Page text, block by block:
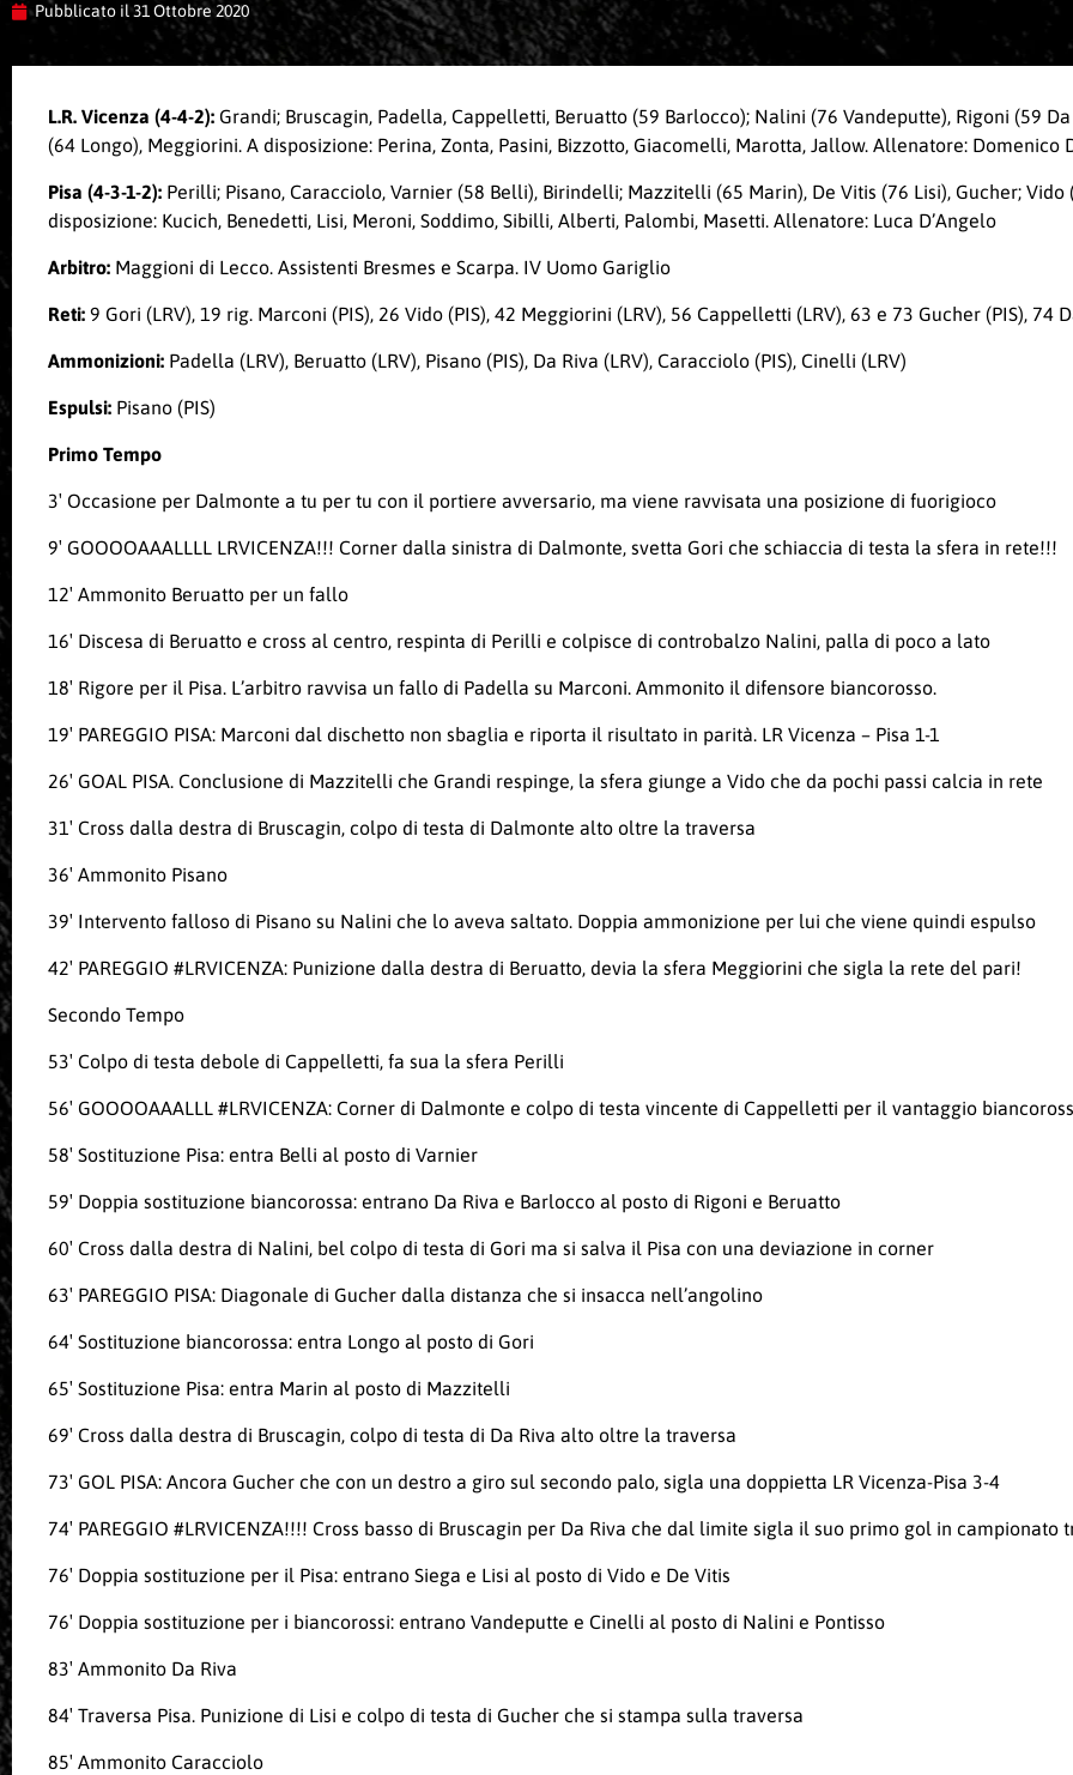
Pubblicato il31 Ottobre 2020
L.R. Vicenza (4-4-2): Grandi; Bruscagin, Padella, Cappelletti, Beruatto (59 Barlocco); Nalini (76 Vandeputte), Rigoni (59
(64 Longo), Meggiorini. A disposizione: Perina, Zonta, Pasini, Bizzotto, Giacomelli, Marotta, Jallow. Allenatore: Domenico
Pisa (4-3-1-2): Perilli; Pisano, Caracciolo, Varnier (58 Belli), Birindelli; Mazzitelli (65 Marin), De Vitis (76 Lisi), Gucher; Vido
disposizione: Kucich, Benedetti, Lisi, Meroni, Soddimo, Sibilli, Alberti, Palombi, Masetti. Allenatore: Luca D’Angelo
Arbitro: Maggioni di Lecco. Assistenti Bresmes e Scarpa. IV Uomo Gariglio
Reti: 9 Gori (LRV), 19 rig. Marconi (PIS), 26 Vido (PIS), 42 Meggiorini (LRV), 56 Cappelletti (LRV), 63 e 73 Gucher (PIS), 74
Ammonizioni: Padella (LRV), Beruatto (LRV), Pisano (PIS), Da Riva (LRV), Caracciolo (PIS), Cinelli (LRV)
Espulsi: Pisano (PIS)
Primo Tempo
3′ Occasione per Dalmonte a tu per tu con il portiere avversario, ma viene ravvisata una posizione di fuorigioco
9′ GOOOOAAALLLL LRVICENZA!!! Corner dalla sinistra di Dalmonte, svetta Gori che schiaccia di testa la sfera in rete!!!
12′ Ammonito Beruatto per un fallo
16′ Discesa di Beruatto e cross al centro, respinta di Perilli e colpisce di controbalzo Nalini, palla di poco a lato
18′ Rigore per il Pisa. L’arbitro ravvisa un fallo di Padella su Marconi. Ammonito il difensore biancorosso.
19′ PAREGGIO PISA: Marconi dal dischetto non sbaglia e riporta il risultato in parità. LR Vicenza – Pisa 1-1
26′ GOAL PISA. Conclusione di Mazzitelli che Grandi respinge, la sfera giunge a Vido che da pochi passi calcia in rete
31′ Cross dalla destra di Bruscagin, colpo di testa di Dalmonte alto oltre la traversa
36′ Ammonito Pisano
39′ Intervento falloso di Pisano su Nalini che lo aveva saltato. Doppia ammonizione per lui che viene quindi espulso
42′ PAREGGIO #LRVICENZA: Punizione dalla destra di Beruatto, devia la sfera Meggiorini che sigla la rete del pari!
Secondo Tempo
53′ Colpo di testa debole di Cappelletti, fa sua la sfera Perilli
56′ GOOOOAAALLL #LRVICENZA: Corner di Dalmonte e colpo di testa vincente di Cappelletti per il vantaggio
58′ Sostituzione Pisa: entra Belli al posto di Varnier
59′ Doppia sostituzione biancorossa: entrano Da Riva e Barlocco al posto di Rigoni e Beruatto
60′ Cross dalla destra di Nalini, bel colpo di testa di Gori ma si salva il Pisa con una deviazione in corner
63′ PAREGGIO PISA: Diagonale di Gucher dalla distanza che si insacca nell’angolino
64′ Sostituzione biancorossa: entra Longo al posto di Gori
65′ Sostituzione Pisa: entra Marin al posto di Mazzitelli
69′ Cross dalla destra di Bruscagin, colpo di testa di Da Riva alto oltre la traversa
73′ GOL PISA: Ancora Gucher che con un destro a giro sul secondo palo, sigla una doppietta LR Vicenza-Pisa 3-4
74′ PAREGGIO #LRVICENZA!!!! Cross basso di Bruscagin per Da Riva che dal limite sigla il suo primo gol in campionato
76′ Doppia sostituzione per il Pisa: entrano Siega e Lisi al posto di Vido e De Vitis
76′ Doppia sostituzione per i biancorossi: entrano Vandeputte e Cinelli al posto di Nalini e Pontisso
83′ Ammonito Da Riva
84′ Traversa Pisa. Punizione di Lisi e colpo di testa di Gucher che si stampa sulla traversa
85′ Ammonito Caracciolo